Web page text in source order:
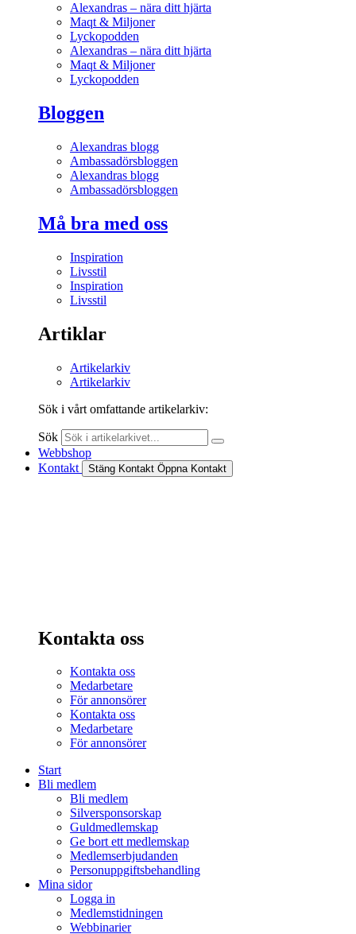
Alexandras – nära ditt hjärta
Maqt & Miljoner
Lyckopodden
Alexandras – nära ditt hjärta
Maqt & Miljoner
Lyckopodden
Bloggen
Alexandras blogg
Ambassadörsbloggen
Alexandras blogg
Ambassadörsbloggen
Må bra med oss
Inspiration
Livsstil
Inspiration
Livsstil
Artiklar
Artikelarkiv
Artikelarkiv
Sök i vårt omfattande artikelarkiv:
Sök
Webbshop
Kontakt
Stäng Kontakt Öppna Kontakt
Kontakta oss
Kontakta oss
Medarbetare
För annonsörer
Kontakta oss
Medarbetare
För annonsörer
Start
Bli medlem
Bli medlem
Silversponsorskap
Guldmedlemskap
Ge bort ett medlemskap
Medlemserbjudanden
Personuppgiftsbehandling
Mina sidor
Logga in
Medlemstidningen
Webbinarier